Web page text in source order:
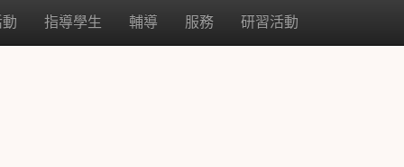
指導學生 輔導 服務 研習活動